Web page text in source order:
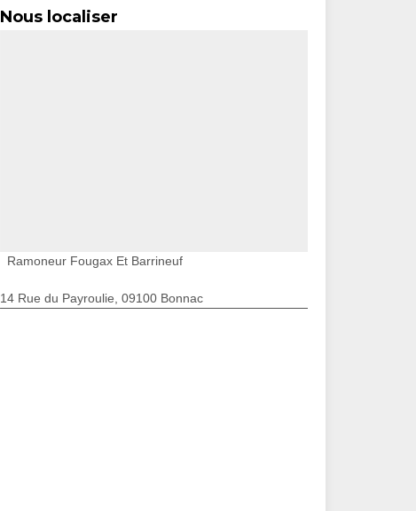
Nous localiser
Ramoneur Fougax Et Barrineuf
14 Rue du Payroulie, 09100 Bonnac